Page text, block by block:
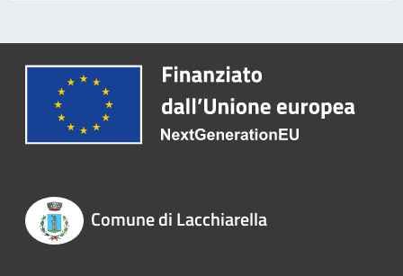
Comune di Lacchiarella